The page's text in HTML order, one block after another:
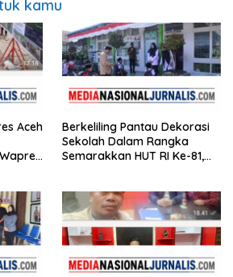
kamu
Aceh
Berkeliling Pantau Dekorasi
Sekolah Dalam Rangka
Semarakkan HUT RI Ke-81,
Meriah